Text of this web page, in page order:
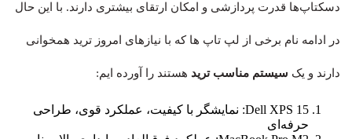
دسکتاپ‌ها قدرت پردازشی و امکان ارتقای بیشتری دارند. با این حال
در ادامه نام برخی از لپ تاپ ها که با نیازهای امروز ترید همخوانی
دارند و یک سیستم مناسب ترید هستند را آورده ایم:
Dell XPS 15: نمایشگر با کیفیت، عملکرد قوی، طراحی
حرفه‌ای